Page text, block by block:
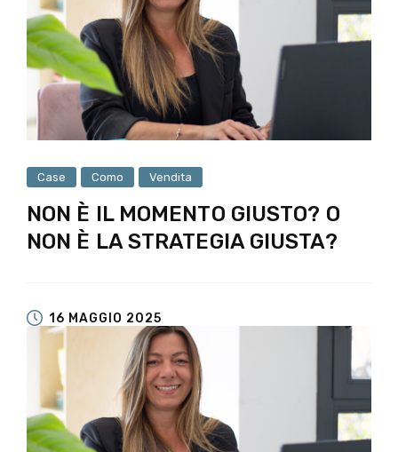
Case Como Vendita
NON È IL MOMENTO GIUSTO? O
NON È LA STRATEGIA GIUSTA?
16 MAGGIO 2025